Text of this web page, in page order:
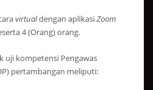
virtualdengan aplikasiZoom
4 (Orang) orang.
uji kompetensi Pengawas
pertambangan meliputi: